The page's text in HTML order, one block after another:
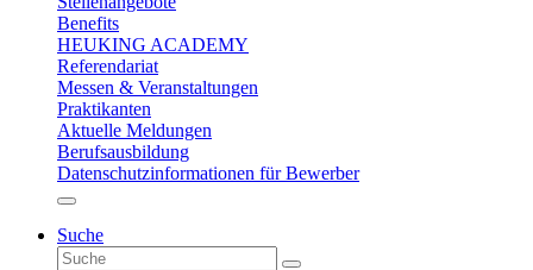
Benefits
HEUKING ACADEMY
Referendariat
Messen & Veranstaltungen
Praktikanten
Aktuelle Meldungen
Berufsausbildung
Datenschutzinformationen für Bewerber
Suche